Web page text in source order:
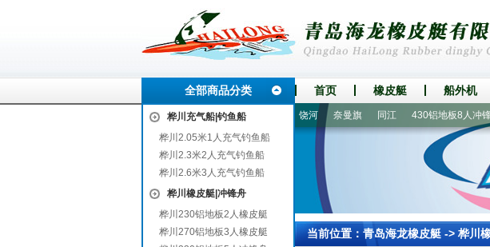
全部商品分类 首页 橡皮艇 船外机
桦川充气船|钓鱼船
桦川2.05米1人充气钓鱼船
桦川2.3米2人充气钓鱼船
桦川2.6米3人充气钓鱼船
桦川橡皮艇|冲锋舟
桦川230铝地板2人橡皮艇
桦川270铝地板3人橡皮艇
黄南 南山 黄冈 霞浦 饶河 奈曼旗 同江 430铝地板8人冲锋舟
当前位置： 青岛海龙橡皮艇-> 桦川